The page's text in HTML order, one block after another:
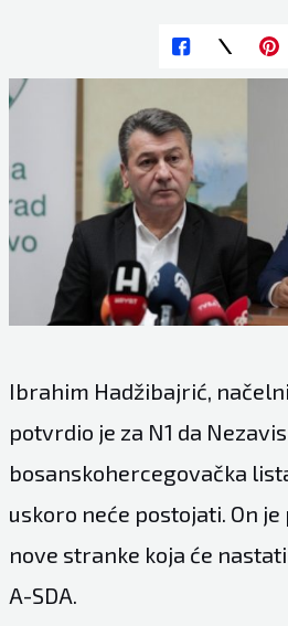
Ibrahim Hadžibajrić,
potvrdio je za N1 da
bosanskohercegovačka
uskoro neće postojati. On
nove stranke koja će
A-SDA.